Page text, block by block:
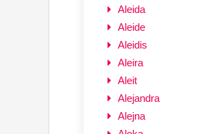
Aleida
Aleide
Aleidis
Aleira
Aleit
Alejandra
Alejna